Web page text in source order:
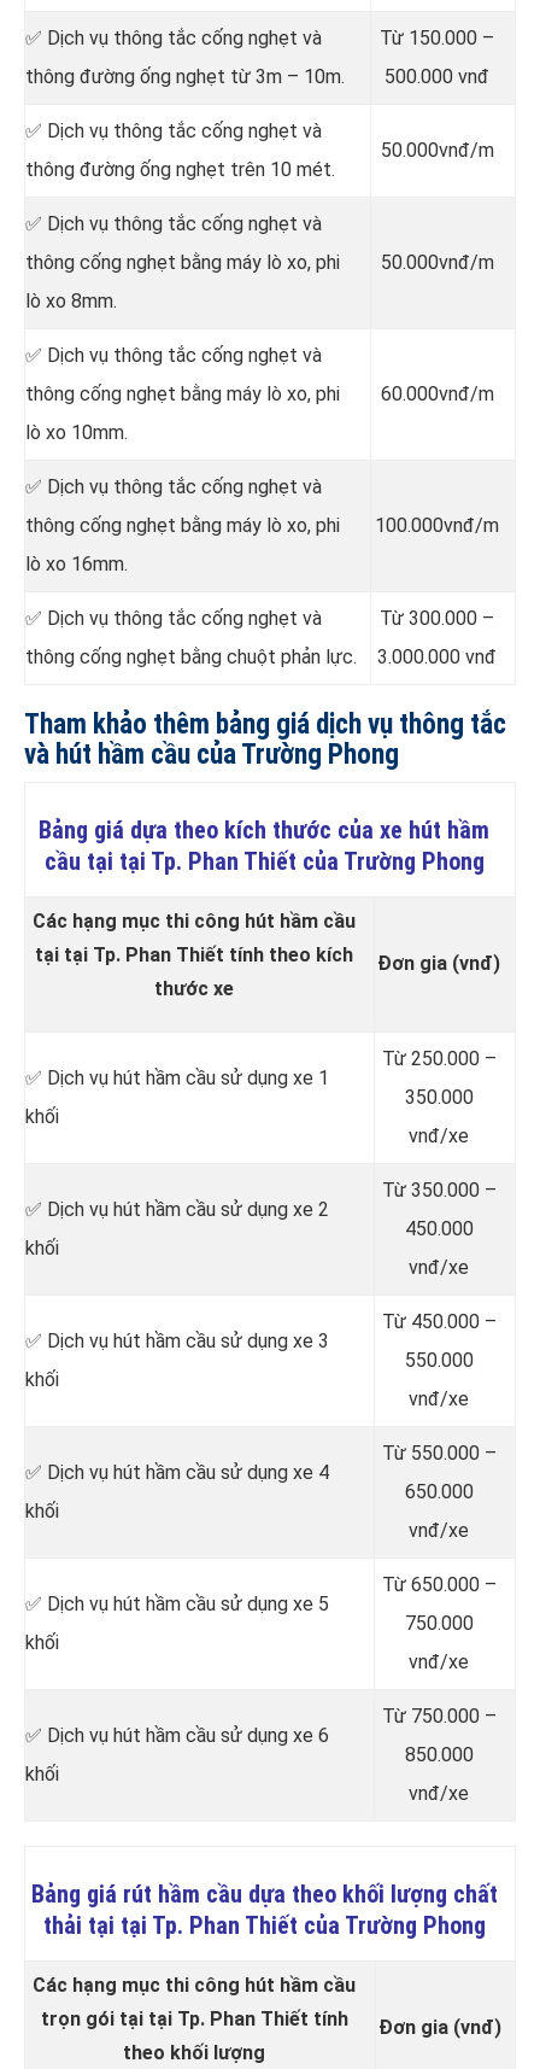
✅ Dịch vụ thông tắc cống nghẹt và
thông đường ống nghẹt từ 3m – 10m.
Từ 150.000 –
500.000 vnđ
✅ Dịch vụ thông tắc cống nghẹt và
thông đường ống nghẹt trên 10 mét.
50.000vnđ/m
✅ Dịch vụ thông tắc cống nghẹt và
thông cống nghẹt bằng máy lò xo, phi
lò xo 8mm.
50.000vnđ/m
✅ Dịch vụ thông tắc cống nghẹt và
thông cống nghẹt bằng máy lò xo, phi
lò xo 10mm.
60.000vnđ/m
✅ Dịch vụ thông tắc cống nghẹt và
thông cống nghẹt bằng máy lò xo, phi
lò xo 16mm.
100.000vnđ/m
✅ Dịch vụ thông tắc cống nghẹt và
thông cống nghẹt bằng chuột phản lực.
Từ 300.000 –
3.000.000 vnđ
Tham khảo thêm bảng giá dịch vụ thông tắc
và hút hầm cầu của Trường Phong
Bảng giá dựa theo kích thước của xe hút hầm
cầu tại tại Tp. Phan Thiết của Trường Phong
Các hạng mục thi công hút hầm cầu
tại tại Tp. Phan Thiết tính theo kích
thước xe
Đơn gia (vnđ)
✅ Dịch vụ hút hầm cầu sử dụng xe 1
khối
Từ 250.000 –
350.000
vnđ/xe
✅ Dịch vụ hút hầm cầu sử dụng xe 2
khối
Từ 350.000 –
450.000
vnđ/xe
✅ Dịch vụ hút hầm cầu sử dụng xe 3
khối
Từ 450.000 –
550.000
vnđ/xe
✅ Dịch vụ hút hầm cầu sử dụng xe 4
khối
Từ 550.000 –
650.000
vnđ/xe
✅ Dịch vụ hút hầm cầu sử dụng xe 5
khối
Từ 650.000 –
750.000
vnđ/xe
✅ Dịch vụ hút hầm cầu sử dụng xe 6
khối
Từ 750.000 –
850.000
vnđ/xe
Bảng giá rút hầm cầu dựa theo khối lượng chất
thải tại tại Tp. Phan Thiết của Trường Phong
Các hạng mục thi công hút hầm cầu
trọn gói tại tại Tp. Phan Thiết tính
theo khối lượng
Đơn gia (vnđ)